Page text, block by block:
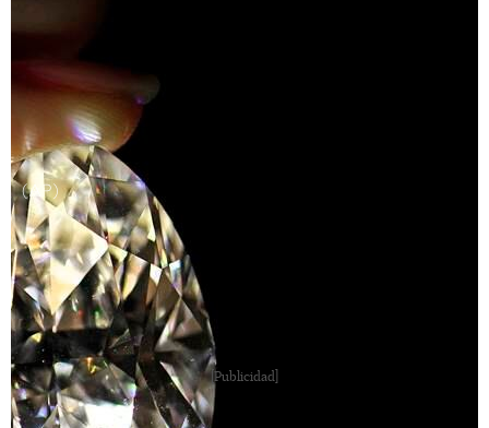
(AP)
[Publicidad]